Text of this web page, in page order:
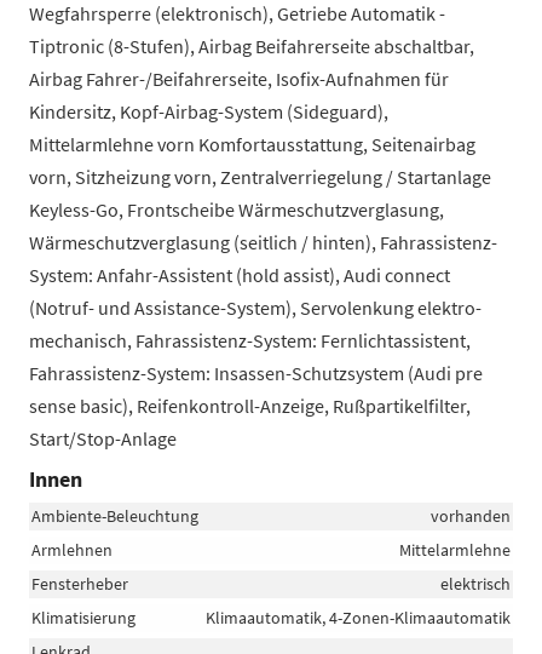
Wegfahrsperre (elektronisch), Getriebe Automatik -
Tiptronic (8-Stufen), Airbag Beifahrerseite abschaltbar,
Airbag Fahrer-/Beifahrerseite, Isofix-Aufnahmen für
Kindersitz, Kopf-Airbag-System (Sideguard),
Mittelarmlehne vorn Komfortausstattung, Seitenairbag
vorn, Sitzheizung vorn, Zentralverriegelung / Startanlage
Keyless-Go, Frontscheibe Wärmeschutzverglasung,
Wärmeschutzverglasung (seitlich / hinten), Fahrassistenz-
System: Anfahr-Assistent (hold assist), Audi connect
(Notruf- und Assistance-System), Servolenkung elektro-
mechanisch, Fahrassistenz-System: Fernlichtassistent,
Fahrassistenz-System: Insassen-Schutzsystem (Audi pre
sense basic), Reifenkontroll-Anzeige, Rußpartikelfilter,
Start/Stop-Anlage
Innen
Ambiente-Beleuchtung
vorhanden
Armlehnen
Mittelarmlehne
Fensterheber
elektrisch
Klimatisierung
Klimaautomatik, 4-Zonen-Klimaautomatik